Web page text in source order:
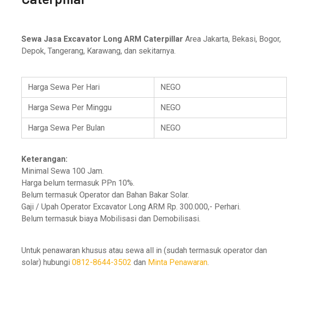
Sewa Jasa Excavator Long ARM Caterpillar Area Jakarta, Bekasi, Bogor,
Depok, Tangerang, Karawang, dan sekitarnya.
Harga Sewa Per Hari NEGO
Harga Sewa Per Minggu NEGO
Harga Sewa Per Bulan NEGO
Keterangan:
Minimal Sewa 100 Jam.
Harga belum termasuk PPn 10%.
Belum termasuk Operator dan Bahan Bakar Solar.
Gaji / Upah Operator Excavator Long ARM Rp. 300.000,- Perhari.
Belum termasuk biaya Mobilisasi dan Demobilisasi.
Untuk penawaran khusus atau sewa all in (sudah termasuk operator dan
solar) hubungi 0812-8644-3502 dan Minta Penawaran.